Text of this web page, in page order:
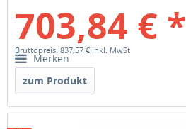
703,84 € *
Bruttopreis: 837,57 € inkl. MwSt
Merken
zum Produkt